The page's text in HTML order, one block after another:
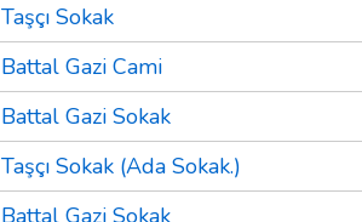
Taşçı Sokak
Battal Gazi Cami
Battal Gazi Sokak
Taşçı Sokak (Ada Sokak.)
Battal Gazi Sokak